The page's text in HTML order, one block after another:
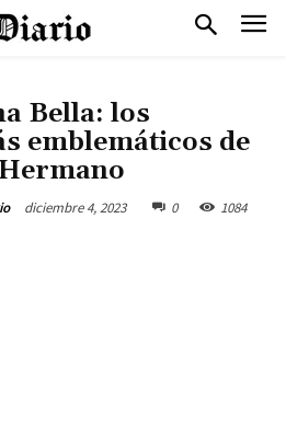
Bella: los
emblemáticos de
diciembre 4, 2023 0 1084